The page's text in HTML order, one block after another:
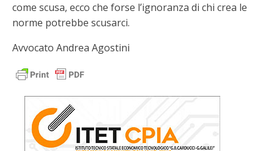
come scusa, ecco che forse l’ignoranza di chi crea le
norme potrebbe scusarci.
Avvocato Andrea Agostini